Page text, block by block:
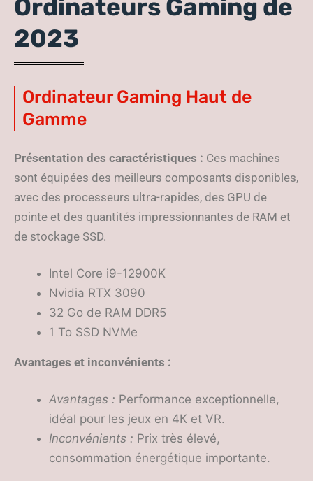
Ordinateurs Gaming de
2023
Ordinateur Gaming Haut de
Gamme
Présentation des caractéristiques : Ces machines
sont équipées des meilleurs composants disponibles,
avec des processeurs ultra-rapides, des GPU de
pointe et des quantités impressionnantes de RAM et
de stockage SSD.
Intel Core i9-12900K
Nvidia RTX 3090
32 Go de RAM DDR5
1 To SSD NVMe
Avantages et inconvénients :
Avantages : Performance exceptionnelle,
idéal pour les jeux en 4K et VR.
Inconvénients : Prix très élevé,
consommation énergétique importante.